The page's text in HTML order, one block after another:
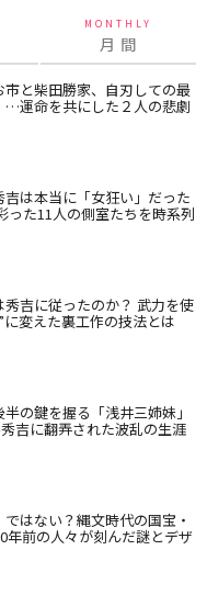
MONTHLY
月 間
市と柴田勝家、自刃しての最
…運命を共にした２人の悲劇
吉は本当に「女狂い」だった
った11人の側室たちを時系列
秀吉に従ったのか？ 武力を使
変えた裏工作の技法とは
半の鍵を握る「浅井三姉妹」
吉に翻弄された波乱の生涯
はない？縄文時代の国宝・
年前の人々が刻んだ謎とデザ